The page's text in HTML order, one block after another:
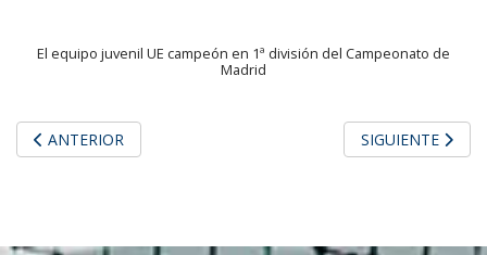
El equipo juvenil UE campeón en 1ª división del Campeonato de
Madrid
ARTÍCULO ANTERIOR: EL EQUIPO ALEVÍN FEMENINO
ANTERIOR ARTÍCULO
SIGUIENTE